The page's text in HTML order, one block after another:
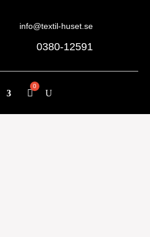
info@textil-huset.se
0380-12591